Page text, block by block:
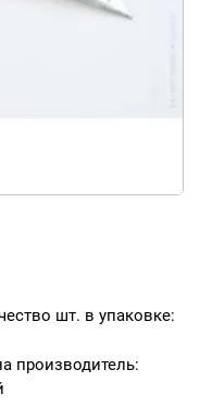
шт. в упаковке:
производитель: